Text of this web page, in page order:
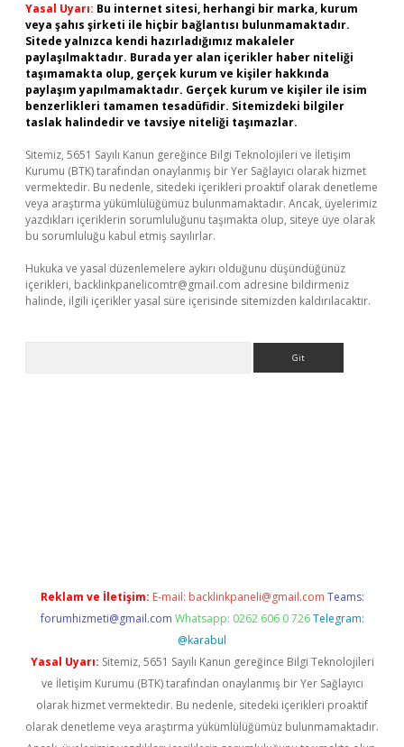
Yasal Uyarı: Bu internet sitesi, herhangi bir marka, kurum
veya şahıs şirketi ile hiçbir bağlantısı bulunmamaktadır.
Sitede yalnızca kendi hazırladığımız makaleler
paylaşılmaktadır. Burada yer alan içerikler haber niteliği
taşımamakta olup, gerçek kurum ve kişiler hakkında
paylaşım yapılmamaktadır. Gerçek kurum ve kişiler ile isim
benzerlikleri tamamen tesadüfidir. Sitemizdeki bilgiler
taslak halindedir ve tavsiye niteliği taşımazlar.
Sitemiz, 5651 Sayılı Kanun gereğince Bilgi Teknolojileri ve İletişim
Kurumu (BTK) tarafından onaylanmış bir Yer Sağlayıcı olarak hizmet
vermektedir. Bu nedenle, sitedeki içerikleri proaktif olarak denetleme
veya araştırma yükümlülüğümüz bulunmamaktadır. Ancak, üyelerimiz
yazdıkları içeriklerin sorumluluğunu taşımakta olup, siteye üye olarak
bu sorumluluğu kabul etmiş sayılırlar.
Hukuka ve yasal düzenlemelere aykırı olduğunu düşündüğünüz
içerikleri, backlinkpanelicomtr@gmail.com adresine bildirmeniz
halinde, ilgili içerikler yasal süre içerisinde sitemizden kaldırılacaktır.
Reklam ve İletişim: E-mail: backlinkpaneli@gmail.com Teams:
forumhizmeti@gmail.com Whatsapp: 0262 606 0 726 Telegram:
@karabul
Yasal Uyarı: Sitemiz, 5651 Sayılı Kanun gereğince Bilgi Teknolojileri
ve İletişim Kurumu (BTK) tarafından onaylanmış bir Yer Sağlayıcı
olarak hizmet vermektedir. Bu nedenle, sitedeki içerikleri proaktif
olarak denetleme veya araştırma yükümlülüğümüz bulunmamaktadır.